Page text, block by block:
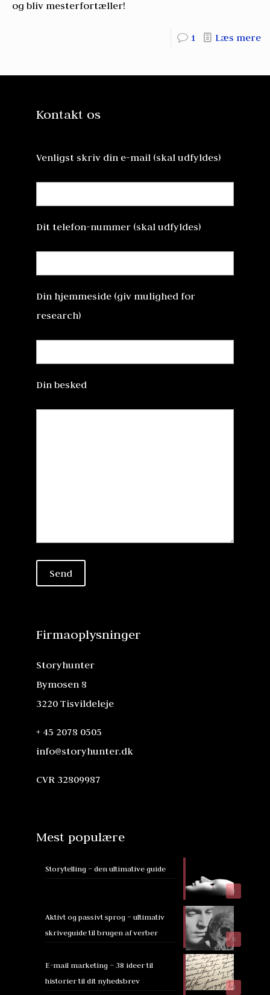
og bliv mesterfortæller!
1 Læs mere
Kontakt os
Venligst skriv din e-mail (skal udfyldes)
Dit telefon-nummer (skal udfyldes)
Din hjemmeside (giv mulighed for
research)
Din besked
Firmaoplysninger
Storyhunter
Bymosen 8
3220 Tisvildeleje
+ 45 2078 0505
info@storyhunter.dk
CVR 32809987
Mest populære
1
Storytelling – den ultimative guide
0
Aktivt og passivt sprog – ultimativ
skriveguide til brugen af verber
3
E-mail marketing – 38 ideer til
historier til dit nyhedsbrev